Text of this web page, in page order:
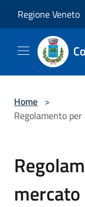
Regione Veneto
Home >
Regolamento